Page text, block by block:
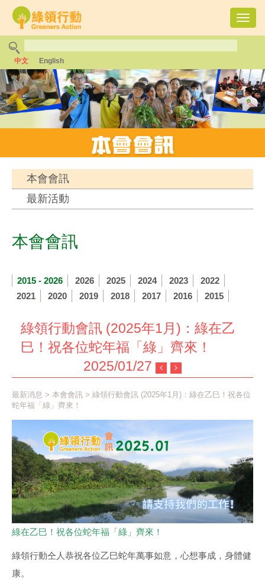
中文 English
本會會訊
最新活動
本會會訊
2015 - 2026 2026 2025 2024 2023
2022
2021
2020 2019 2018 2017 2016 2015
綠領行動會訊 (2025年1月)：綠在乙
巳！祝各位蛇年福「綠」齊來！
2025/01/27
最新消息 > 本會會訊 > 綠領行動會訊 (2025年1月)：綠在乙巳！祝各位
蛇年福「綠」齊來！
綠在乙巳！祝各位蛇年福「綠」齊來！
綠領行動仝人恭祝各位乙巳蛇年萬事如意，心想事成，身體健
康。